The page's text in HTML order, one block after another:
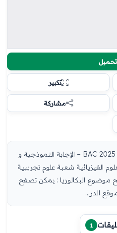
تحميل
تكبير
مشاركة
حلول مواضيع شهادة البكالوريا 2025 BAC – الإجابة النموذجية و
الفيزيائية شعبة علوم تجريبية
تصحيح موضوع البكالوريا : يمكن تصفح
الدر...
1